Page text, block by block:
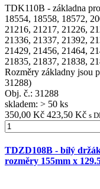
TDK110B - základna
18554, 18558, 18572,
21216, 21217, 21226,
21336, 21337, 21392,
21429, 21456, 21464,
21835, 21837, 21838,
Rozměry základny jsou
31288)
Obj. č.: 31288
skladem: > 50 ks
350,00 Kč 423,50 Kč s
TDZD108B - bílý
rozměry 155mm x